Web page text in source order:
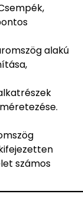
alakú
számos